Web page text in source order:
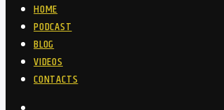
HOME
PODCAST
BLOG
VIDEOS
CONTACTS